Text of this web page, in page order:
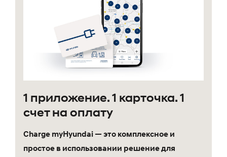
1 приложение. 1 карточка. 1
счет на оплату
Charge myHyundai — это комплексное и
простое в использовании решение для